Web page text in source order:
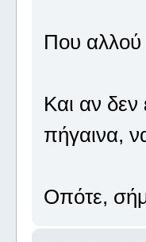
Που αλλού
Και αν
πήγαινα,
Οπότε,